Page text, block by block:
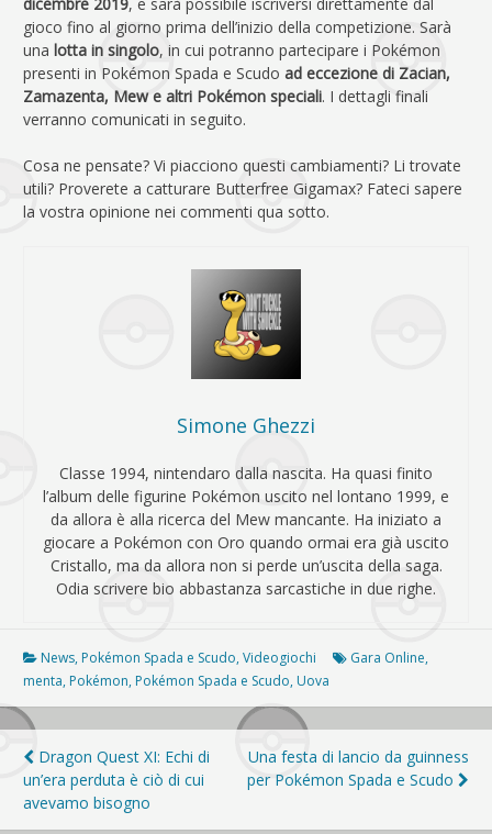
gioco fino al giorno prima dell’inizio della competizione. Sarà
una lotta in singolo, in cui potranno partecipare i Pokémon
presenti in Pokémon Spada e Scudo ad eccezione di Zacian,
Zamazenta, Mew e altri Pokémon speciali. I dettagli finali
verranno comunicati in seguito.
Cosa ne pensate? Vi piacciono questi cambiamenti? Li trovate
utili? Proverete a catturare Butterfree Gigamax? Fateci sapere
la vostra opinione nei commenti qua sotto.
Simone Ghezzi
Classe 1994, nintendaro dalla nascita. Ha quasi finito
l’album delle figurine Pokémon uscito nel lontano 1999, e
da allora è alla ricerca del Mew mancante. Ha iniziato a
giocare a Pokémon con Oro quando ormai era già uscito
Cristallo, ma da allora non si perde un’uscita della saga.
Odia scrivere bio abbastanza sarcastiche in due righe.
News, Pokémon Spada e Scudo,Videogiochi Gara Online,
menta, Pokémon, Pokémon Spada e Scudo, Uova
Navigazione
articoli
Dragon Quest XI: Echi di
un’era perduta è ciò di cui
avevamo bisogno
Una festa di lancio da guinness
per Pokémon Spada e Scudo